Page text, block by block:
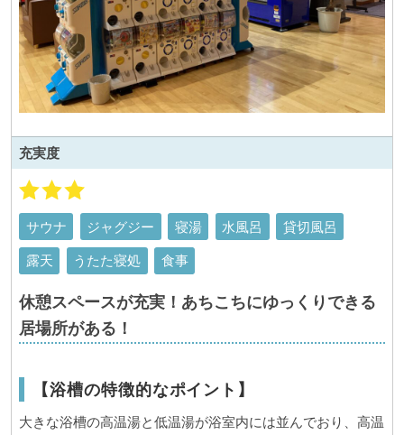
充実度
サウナ ジャグジー 寝湯 水風呂 貸切風呂
露天 うたた寝処 食事
休憩スペースが充実！あちこちにゆっくりできる
居場所がある！
【浴槽の特徴的なポイント】
大きな浴槽の高温湯と低温湯が浴室内には並んでおり、高温